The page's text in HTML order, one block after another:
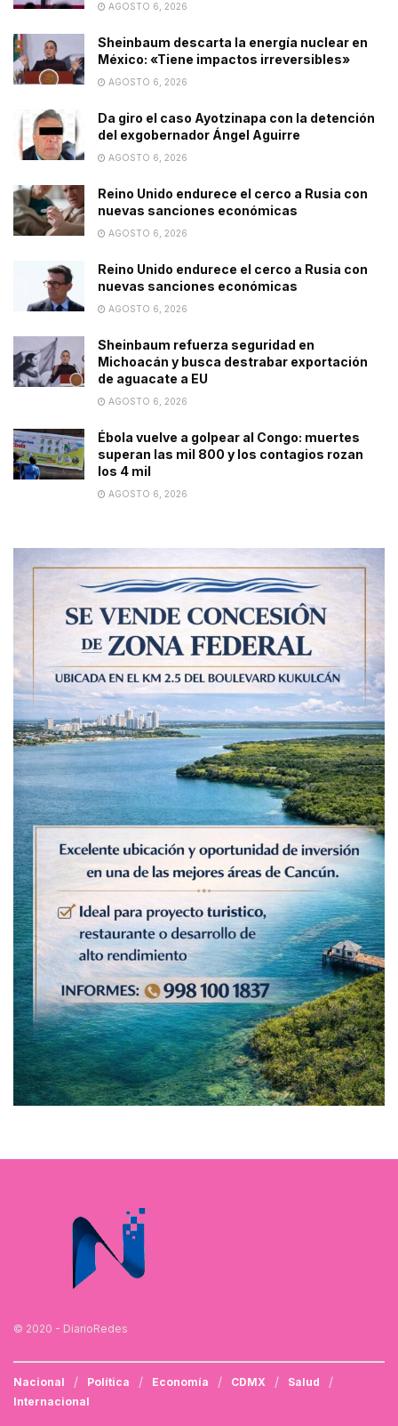
AGOSTO 6, 2026
Sheinbaum descarta la energía nuclear en
México: «Tiene impactos irreversibles»
AGOSTO 6, 2026
Da giro el caso Ayotzinapa con la detención
del exgobernador Ángel Aguirre
AGOSTO 6, 2026
Reino Unido endurece el cerco a Rusia con
nuevas sanciones económicas
AGOSTO 6, 2026
Reino Unido endurece el cerco a Rusia con
nuevas sanciones económicas
AGOSTO 6, 2026
Sheinbaum refuerza seguridad en
Michoacán y busca destrabar exportación
de aguacate a EU
AGOSTO 6, 2026
Ébola vuelve a golpear al Congo: muertes
superan las mil 800 y los contagios rozan
los 4 mil
AGOSTO 6, 2026
© 2020 - DiarioRedes
Nacional Política Economía CDMX
Salud
Internacional